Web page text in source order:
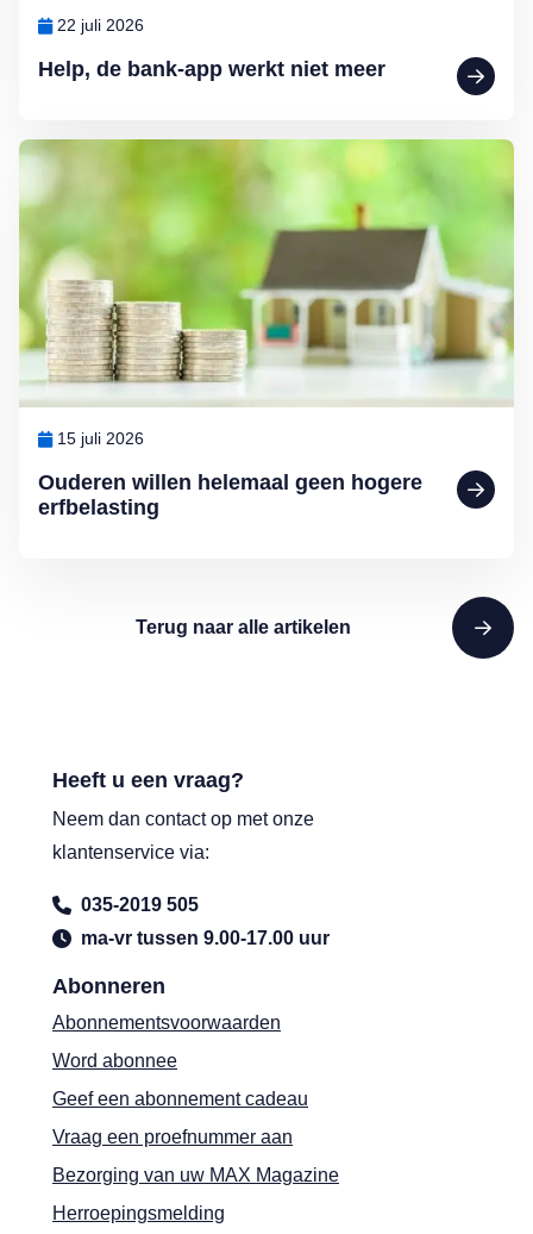
Help, de bank-app werkt niet meer
22 juli 2026
Ouderen willen helemaal geen hogere
erfbelasting
15 juli 2026
Lees meer over Ouderen willen helemaal geen hogere erfbelasting
Terug naar alle artikelen
Abonneren
Abonnementsvoorwaarden
Word abonnee
Geef een abonnement cadeau
Vraag een proefnummer aan
Bezorging van uw MAX Magazine
Herroepingsmelding
Heeft u een vraag?
Neem dan contact op met onze
klantenservice via:
035-2019 505
ma-vr tussen 9.00-17.00 uur